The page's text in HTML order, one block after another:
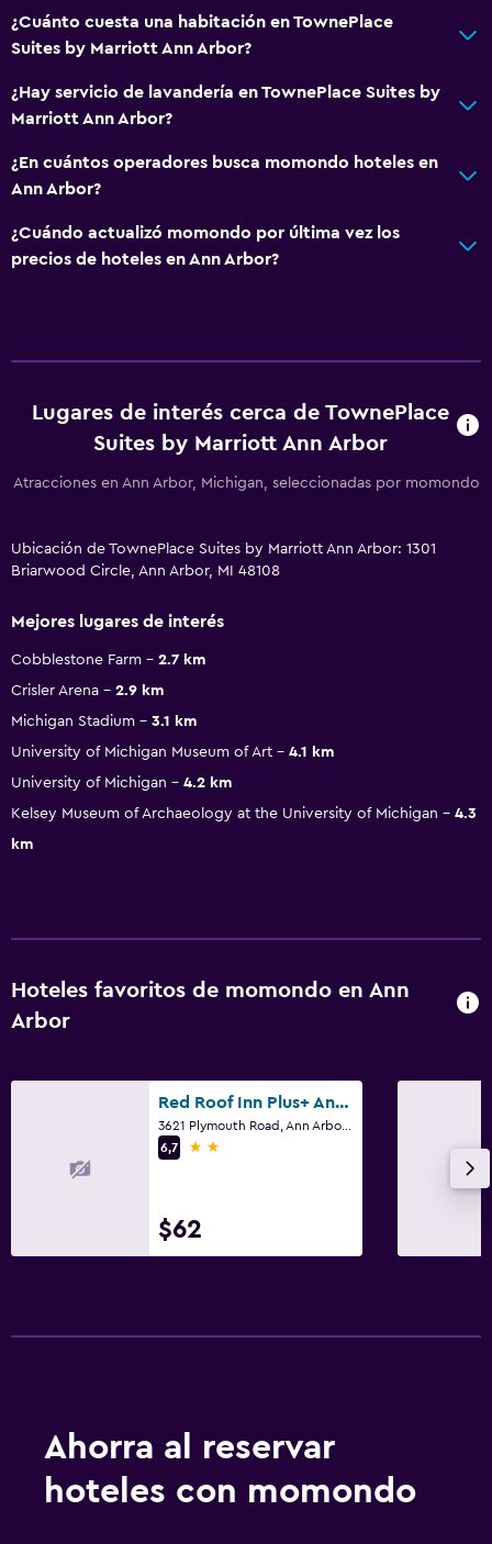
¿Cuánto cuesta una habitación en TownePlace
Suites by Marriott Ann Arbor?
¿Hay servicio de lavandería en TownePlace Suites by
Marriott Ann Arbor?
¿En cuántos operadores busca momondo hoteles en
Ann Arbor?
¿Cuándo actualizó momondo por última vez los
precios de hoteles en Ann Arbor?
Lugares de interés cerca de TownePlace
Suites by Marriott Ann Arbor
Atracciones en Ann Arbor, Michigan, seleccionadas por momondo
Ubicación de TownePlace Suites by Marriott Ann Arbor: 1301
Briarwood Circle, Ann Arbor, MI 48108
Mejores lugares de interés
Cobblestone Farm
2.7 km
Crisler Arena
2.9 km
Michigan Stadium
3.1 km
University of Michigan Museum of Art
4.1 km
University of Michigan
4.2 km
Kelsey Museum of Archaeology at the University of Michigan
4.3
km
Hoteles favoritos de momondo en Ann
Arbor
Red Roof Inn Plus+ Ann Arbor - U of Michigan North
6,7
2 estrellas
$62
Ahorra al reservar
hoteles con momondo